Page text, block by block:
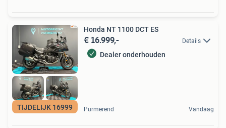
TIJDELIJK 16999
Honda NT 1100 DCT ES
€ 16.999,- Details
Dealer onderhouden
Purmerend Vandaag